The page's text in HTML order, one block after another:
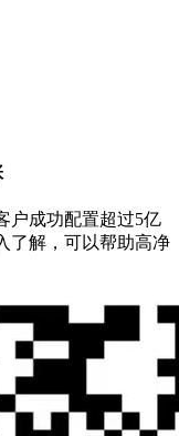
户成功配置超过5亿
了解，可以帮助高净